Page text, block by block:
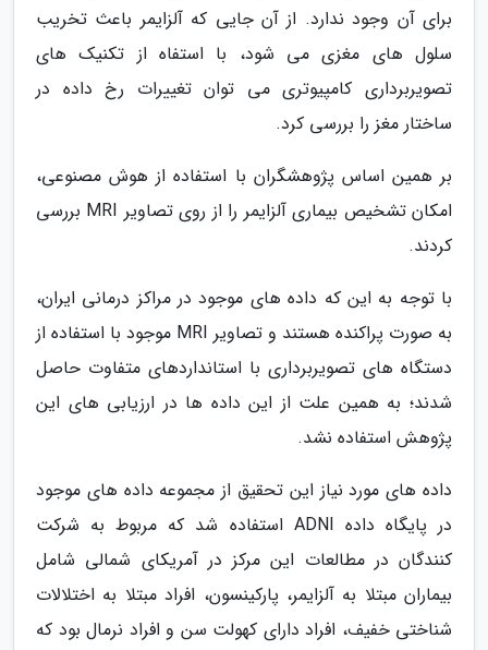
برای آن وجود ندارد. از آن جایی که آلزایمر باعث تخریب
سلول های مغزی می شود، با استفاه از تکنیک های
تصویربرداری کامپیوتری می توان تغییرات رخ داده در
ساختار مغز را بررسی کرد.
بر همین اساس پژوهشگران با استفاده از هوش مصنوعی،
امکان تشخیص بیماری آلزایمر را از روی تصاویر MRI بررسی
کردند.
با توجه به این که داده های موجود در مراکز درمانی ایران،
به صورت پراکنده هستند و تصاویر MRI موجود با استفاده از
دستگاه های تصویربرداری با استانداردهای متفاوت حاصل
شدند؛ به همین علت از این داده ها در ارزیابی های این
پژوهش استفاده نشد.
داده های مورد نیاز این تحقیق از مجموعه داده های موجود
در پایگاه داده ADNI استفاده شد که مربوط به شرکت
کنندگان در مطالعات این مرکز در آمریکای شمالی شامل
بیماران مبتلا به آلزایمر، پارکینسون، افراد مبتلا به اختلالات
شناختی خفیف، افراد دارای کهولت سن و افراد نرمال بود که